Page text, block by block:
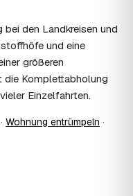
Sozialhilfe oder
zuständigen Amt
ein. AWL
aber nicht
aus —
Nachlassverwaltung
anwesend sein?
sind nur
den Landkreisen und
und eine
größeren
die Komplettabholung
Einzelfahrten.
· Wohnung entrümpeln ·